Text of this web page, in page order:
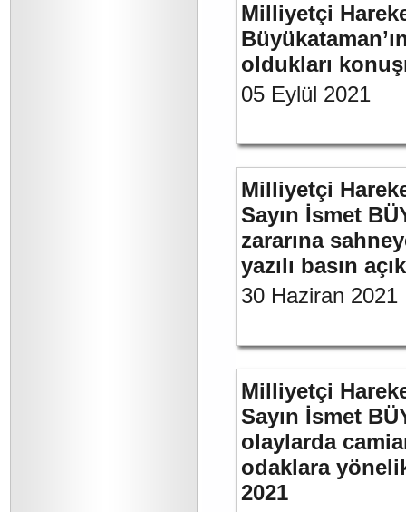
Milliyetçi
oldukları
05 Eylül 2021
Milliyetçi
Sayın İsmet
zararına
yazılı basın
30 Haziran 2021
Milliyetçi
Sayın İsmet
olaylarda
odaklara
2021